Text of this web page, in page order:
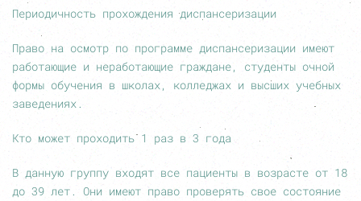
Периодичность прохождения диспансеризации
Право на осмотр по программе диспансеризации имеют
работающие и неработающие граждане, студенты очной
формы обучения в школах, колледжах и высших учебных
заведениях.
Кто может проходить 1 раз в 3 года
В данную группу входят все пациенты в возрасте от 18
до 39 лет. Они имеют право проверять свое состояние